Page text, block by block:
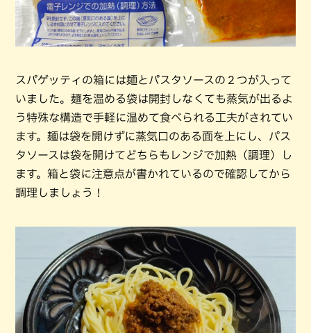
スパゲッティの箱には麺とパスタソースの２つが入って
いました。麺を温める袋は開封しなくても蒸気が出るよ
う特殊な構造で手軽に温めて食べられる工夫がされてい
ます。麺は袋を開けずに蒸気口のある面を上にし、パス
タソースは袋を開けてどちらもレンジで加熱（調理）し
ます。箱と袋に注意点が書かれているので確認してから
調理しましょう！